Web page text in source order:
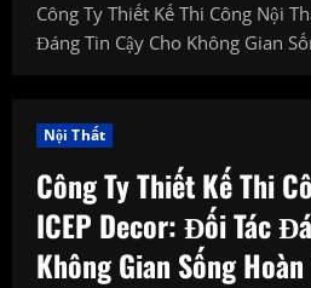
Công Ty Thiết Kế Thi Công Nội
Đáng Tin Cậy Cho Không Gian
Nội Thất
Công Ty Thiết Kế Thi
ICEP Decor: Đối Tác
Không Gian Sống